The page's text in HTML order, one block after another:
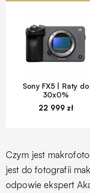
Sony FX5 | Raty do
30x0%
22 999 zł
Czym jest
jest do fotografii
odpowie ekspert